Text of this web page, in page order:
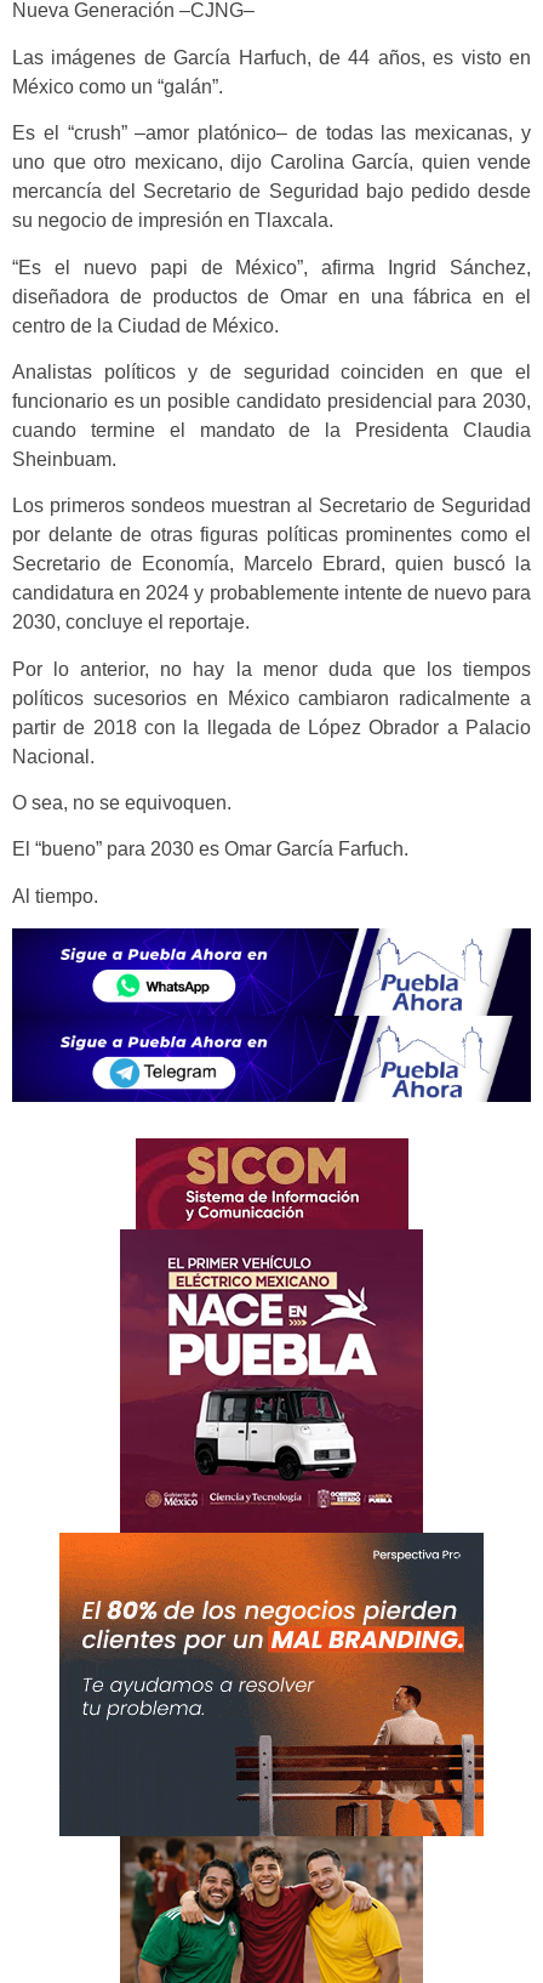
Nueva Generación –CJNG–
Las imágenes de García Harfuch, de 44 años, es visto en
México como un “galán”.
Es el “crush” –amor platónico– de todas las mexicanas, y
uno que otro mexicano, dijo Carolina García, quien vende
mercancía del Secretario de Seguridad bajo pedido desde
su negocio de impresión en Tlaxcala.
“Es el nuevo papi de México”, afirma Ingrid Sánchez,
diseñadora de productos de Omar en una fábrica en el
centro de la Ciudad de México.
Analistas políticos y de seguridad coinciden en que el
funcionario es un posible candidato presidencial para 2030,
cuando termine el mandato de la Presidenta Claudia
Sheinbuam.
Los primeros sondeos muestran al Secretario de Seguridad
por delante de otras figuras políticas prominentes como el
Secretario de Economía, Marcelo Ebrard, quien buscó la
candidatura en 2024 y probablemente intente de nuevo para
2030, concluye el reportaje.
Por lo anterior, no hay la menor duda que los tiempos
políticos sucesorios en México cambiaron radicalmente a
partir de 2018 con la llegada de López Obrador a Palacio
Nacional.
O sea, no se equivoquen.
El “bueno” para 2030 es Omar García Farfuch.
Al tiempo.